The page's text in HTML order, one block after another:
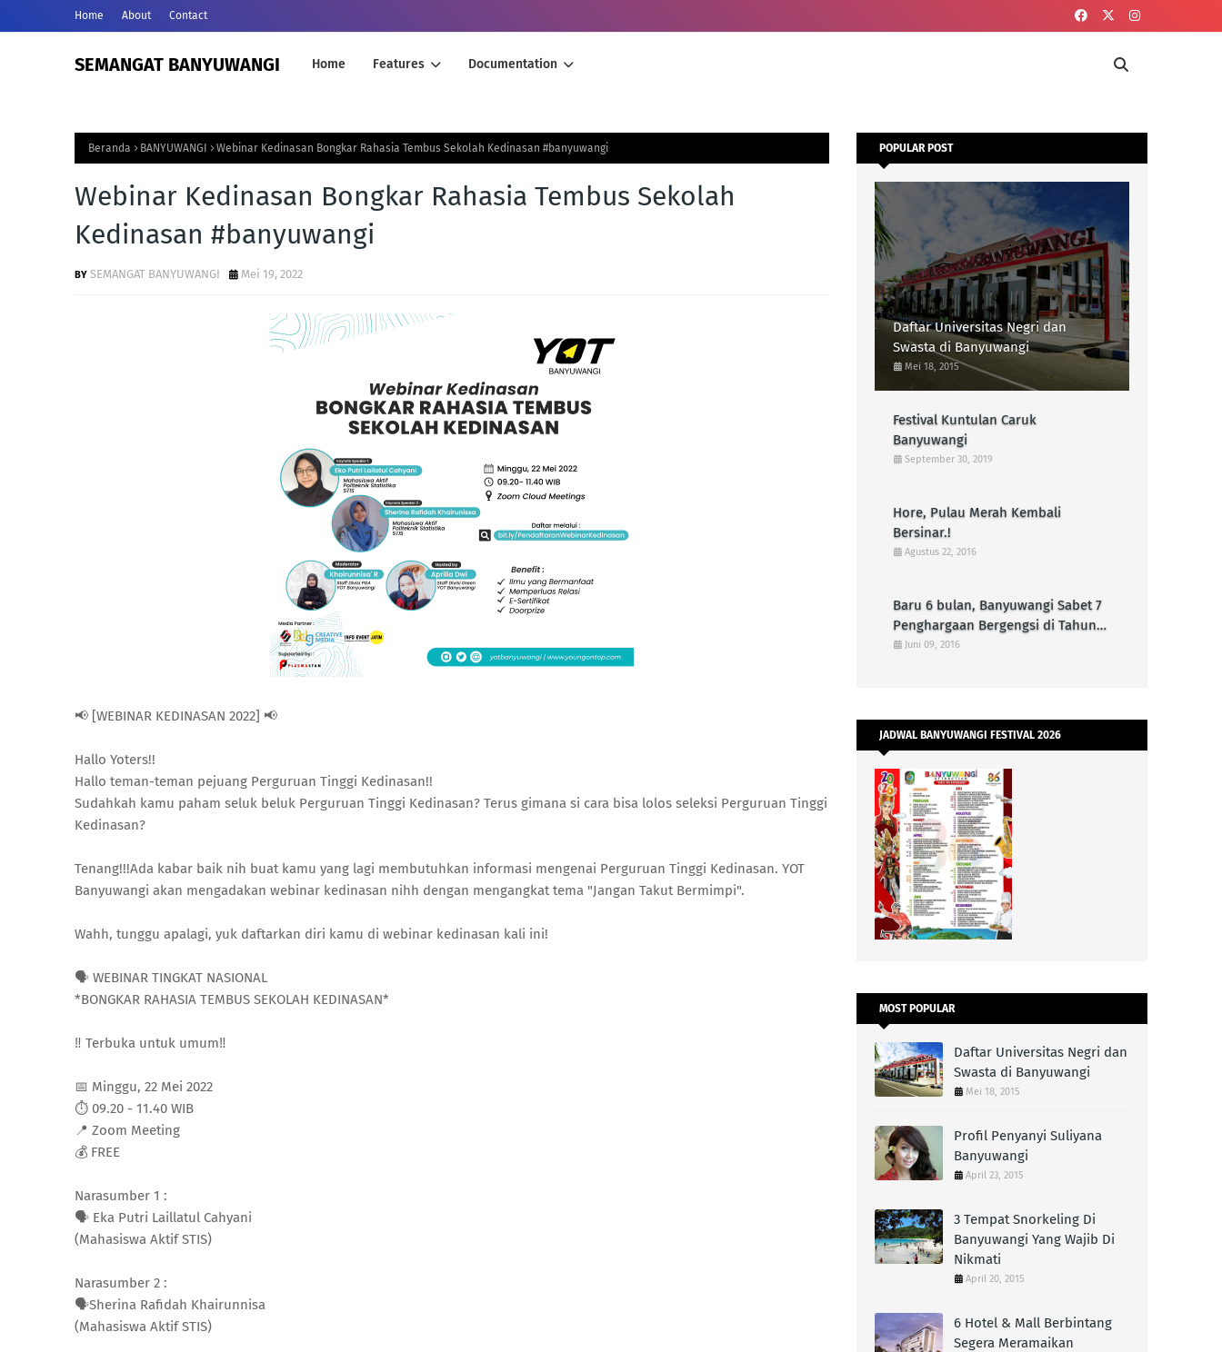
Home About Contact
SEMANGAT BANYUWANGI Home Features Documentation
Beranda BANYUWANGI Webinar Kedinasan Bongkar Rahasia Tembus Sekolah Kedinasan #banyuwangi
Webinar Kedinasan Bongkar Rahasia Tembus Sekolah
Kedinasan #banyuwangi
SEMANGAT BANYUWANGI Mei 19, 2022
📢 [WEBINAR KEDINASAN 2022] 📢
Hallo Yoters!!
Hallo teman-teman pejuang Perguruan Tinggi Kedinasan!!
Sudahkah kamu paham seluk beluk Perguruan Tinggi Kedinasan? Terus gimana si cara bisa lolos seleksi Perguruan Tinggi
Kedinasan?
Tenang!!!Ada kabar baik nih buat kamu yang lagi membutuhkan informasi mengenai Perguruan Tinggi Kedinasan. YOT
Banyuwangi akan mengadakan webinar kedinasan nihh dengan mengangkat tema "Jangan Takut Bermimpi".
Wahh, tunggu apalagi, yuk daftarkan diri kamu di webinar kedinasan kali ini!
🗣️ WEBINAR TINGKAT NASIONAL
*BONGKAR RAHASIA TEMBUS SEKOLAH KEDINASAN*
‼️ Terbuka untuk umum‼️
📅 Minggu, 22 Mei 2022
⏱️ 09.20 - 11.40 WIB
📍 Zoom Meeting
💰 FREE
Narasumber 1 :
🗣️ Eka Putri Laillatul Cahyani
(Mahasiswa Aktif STIS)
Narasumber 2 :
🗣️Sherina Rafidah Khairunnisa
(Mahasiswa Aktif STIS)
POPULAR POST
Daftar Universitas Negri dan
Swasta di Banyuwangi
Mei 18, 2015
Festival Kuntulan Caruk
Banyuwangi
September 30, 2019
Hore, Pulau Merah Kembali
Bersinar.!
Agustus 22, 2016
Baru 6 bulan, Banyuwangi Sabet 7
Penghargaan Bergengsi di Tahun
2016Juni 09, 2016
JADWAL BANYUWANGI FESTIVAL 2026
MOST POPULAR
Daftar Universitas Negri dan
Swasta di Banyuwangi
Mei 18, 2015
Profil Penyanyi Suliyana
Banyuwangi
April 23, 2015
3 Tempat Snorkeling Di
Banyuwangi Yang Wajib Di
Nikmati
April 20, 2015
6 Hotel & Mall Berbintang
Segera Meramaikan